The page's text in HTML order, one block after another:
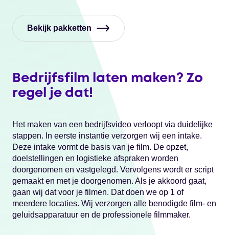
Bekijk pakketten
Bedrijfsfilm laten maken? Zo
regel je dat!
Het maken van een bedrijfsvideo verloopt via duidelijke
stappen. In eerste instantie verzorgen wij een intake.
Deze intake vormt de basis van je film. De opzet,
doelstellingen en logistieke afspraken worden
doorgenomen en vastgelegd. Vervolgens wordt er script
gemaakt en met je doorgenomen. Als je akkoord gaat,
gaan wij dat voor je filmen. Dat doen we op 1 of
meerdere locaties. Wij verzorgen alle benodigde film- en
geluidsapparatuur en de professionele filmmaker.